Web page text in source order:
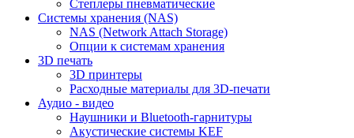
Степлеры пневматические
Cистемы хранения (NAS)
NAS (Network Attach Storage)
Опции к системам хранения
3D печать
3D принтеры
Расходные материалы для 3D-печати
Аудио - видео
Наушники и Bluetooth-гарнитуры
Акустические системы KEF